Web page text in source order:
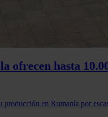
ofrecen hasta